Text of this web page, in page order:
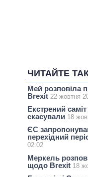
ЧИТАЙТЕ
Мей розповіла
Brexit 22 жовтня
Екстрений
скасували 18
ЄС
перехідний
02:02
Меркель
щодо Brexit 18